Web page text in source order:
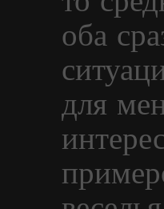
оба
для